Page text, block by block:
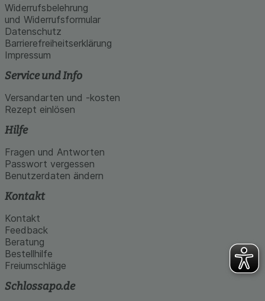
Widerrufsbelehrung
und Widerrufsformular
Datenschutz
Barrierefreiheitserklärung
Impressum
Service und Info
Versandarten und -kosten
Rezept einlösen
Hilfe
Fragen und Antworten
Passwort vergessen
Benutzerdaten ändern
Kontakt
Kontakt
Feedback
Beratung
Bestellhilfe
Freiumschläge
Schlossapo.de